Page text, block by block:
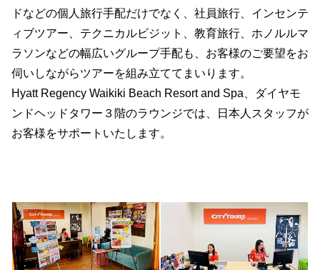
ドなどの個人旅行手配だけでなく、社員旅行、インセンテ
ィブツアー、テクニカルビジット、教育旅行、ホノルルマ
ラソンなどの幅広いグループ手配も、お客様のご要望をお
伺いしながらツアーを組み立ててまいります。
Hyatt Regency Waikiki Beach Resort and Spa、ダイヤモ
ンドヘッドタワー３階のラウンジでは、日本人スタッフが
お客様をサポートいたします。